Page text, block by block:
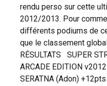
rendu perso sur cette
2012/2013. Pour
différents podiums de
que le classement
RÉSULTATS SUPER
ARCADE EDITION
SERATNA (Adon)